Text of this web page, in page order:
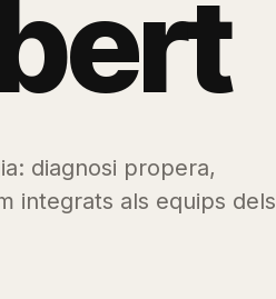
ert
diagnosi propera,
integrats als equips dels